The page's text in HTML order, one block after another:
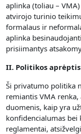
aplinka (toliau –
atvirojo turinio
formalaus ir
aplinka
prisiimantys
II. Politikos
Ši privatumo politika
remiantis VMA
duomenis, kaip yra
konfidencialumas
reglamentai,